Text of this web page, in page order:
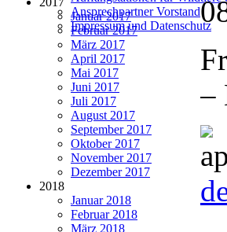
Ansprechpartner Vorstand
Impressum und Datenschutz
Januar 2017
Februar 2017
März 2017
April 2017
Mai 2017
Juni 2017
Juli 2017
August 2017
September 2017
Oktober 2017
November 2017
Dezember 2017
2018
Januar 2018
Februar 2018
März 2018
–